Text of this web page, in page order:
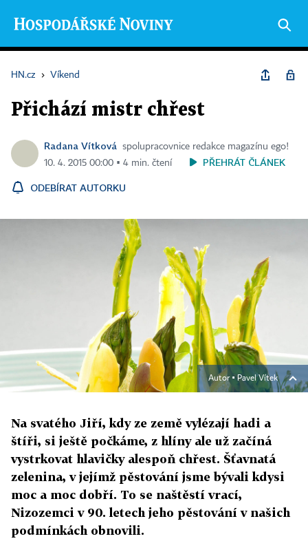
HN.cz › Víkend
Přichází mistr chřest
Radana Vítková
spolupracovnice redakce magazínu ego!
10. 4. 2015 00:00 ▪ 4 min. čtení
PŘEHRÁT ČLÁNEK
ODEBÍRAT AUTORKU
Autor ▪ Pavel Vítek
Na svatého Jiří, kdy ze země vylézají hadi a
štíři, si ještě počkáme, z hlíny ale už začíná
vystrkovat hlavičky alespoň chřest. Šťavnatá
zelenina, v jejímž pěstování jsme bývali kdysi
moc a moc dobří. To se naštěstí vrací,
Nizozemci v 90. letech jeho pěstování v našich
podmínkách obnovili.